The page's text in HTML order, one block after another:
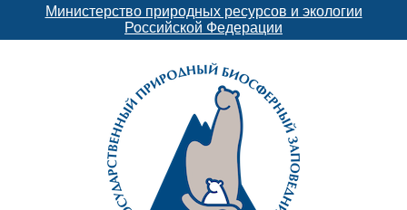
Министерство природных ресурсов и экологии
Российской Федерации